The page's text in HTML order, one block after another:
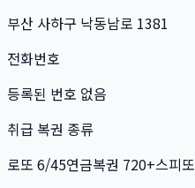
부산 사하구 낙동남로 1381
전화번호
등록된 번호 없음
취급 복권 종류
로또 6/45연금복권 720+스피또